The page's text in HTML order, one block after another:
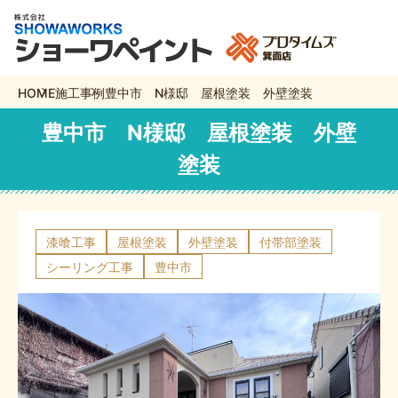
HOME施工事例豊中市 N様邸 屋根塗装 外壁塗装
豊中市 N様邸 屋根塗装 外壁
塗装
漆喰工事 屋根塗装 外壁塗装
付帯部塗装
シーリング工事
豊中市